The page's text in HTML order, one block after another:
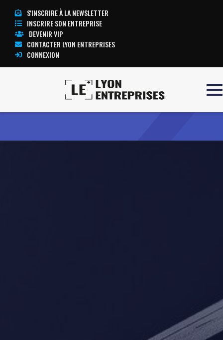
S'INSCRIRE À LA NEWSLETTER
INSCRIRE SON ENTREPRISE
DEVENIR VIP
CONTACTER LYON ENTREPRISES
CONNEXION